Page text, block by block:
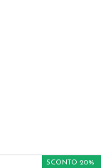
SCONTO 20%